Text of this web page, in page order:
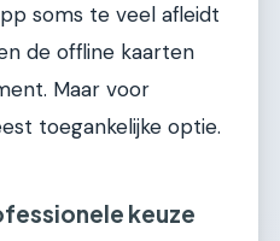
soms te veel afleidt
de offline kaarten
Maar voor
toegankelijke optie.
keuze